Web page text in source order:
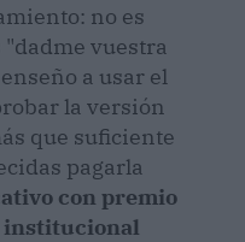
no es
"dadme vuestra
a usar el
la versión
que suficiente
pagarla
con premio
institucional